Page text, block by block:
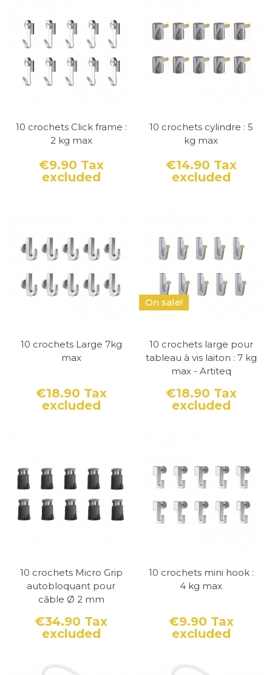
10 crochets Click frame :
2 kg max
Price
€9.90 Tax
excluded
10 crochets cylindre : 5
kg max
Price
€14.90 Tax
excluded
10 crochets Large 7kg
max
Price
€18.90 Tax
excluded
On sale!
10 crochets large pour
tableau à vis laiton : 7 kg
max - Artiteq
Price
€18.90 Tax
excluded
10 crochets Micro Grip
autobloquant pour
câble Ø 2 mm
Price
€34.90 Tax
excluded
10 crochets mini hook :
4 kg max
Price
€9.90 Tax
excluded